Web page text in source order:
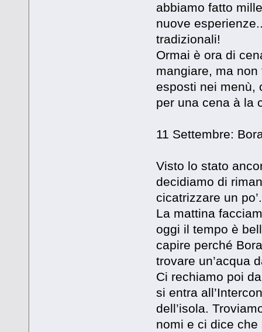
abbiamo fatto
nuove
tradizionali!
Ormai è ora di
mangiare, ma
esposti nei menù,
per una cena à la
11 Settembre:
Visto lo stato
decidiamo di
cicatrizzare un po’.
La mattina
oggi il tempo è
capire perché
trovare un’acqua
Ci rechiamo poi
si entra
dell’isola.
nomi e ci dice